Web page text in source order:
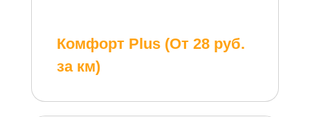
Комфорт Plus (От 28 руб.
за км)